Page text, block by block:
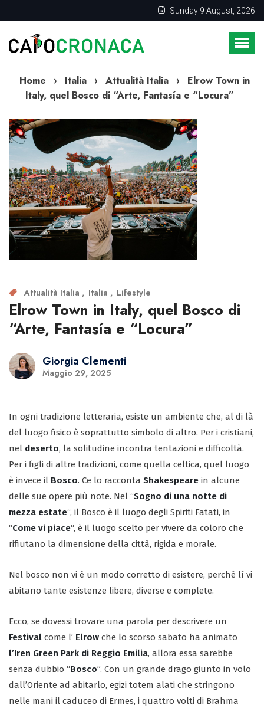
Sunday 9 August, 2026
Home › Italia › Attualità Italia ›
Elrow Town in
Italy, quel Bosco di “Arte, Fantasía e “Locura”
Attualità Italia Italia Lifestyle
Elrow Town in Italy, quel Bosco di
“Arte, Fantasía e “Locura”
Giorgia Clementi
Maggio 29, 2025
In ogni tradizione letteraria, esiste un ambiente che, al di là
del luogo fisico è soprattutto simbolo di altro. Per i cristiani,
nel deserto, la solitudine incontra tentazioni e difficoltà.
Per i figli di altre tradizioni, come quella celtica, quel luogo
è invece il Bosco. Ce lo racconta Shakespeare in alcune
delle sue opere più note. Nel “Sogno di una notte di
mezza estate“, il Bosco è il luogo degli Spiriti Fatati, in
“Come vi piace“, è il luogo scelto per vivere da coloro che
rifiutano la dimensione della città, rigida e morale.
Nel bosco non vi è un modo corretto di esistere, perché lì vi
abitano tante esistenze libere, diverse e complete.
Ecco, se dovessi trovare una parola per descrivere un
Festival come l’ Elrow che lo scorso sabato ha animato
l’Iren Green Park di Reggio Emilia, allora essa sarebbe
senza dubbio “Bosco”. Con un grande drago giunto in volo
dall’Oriente ad abitarlo, egizi totem alati che stringono
nelle mani il caduceo di Ermes, i quattro volti di Brahma